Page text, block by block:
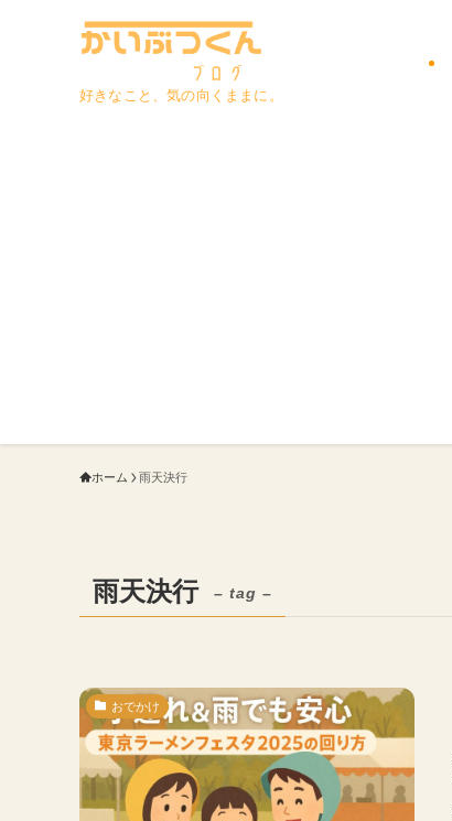
好きなこと、気の向くままに。
ホーム 雨天決行
雨天決行 – tag –
おでかけ